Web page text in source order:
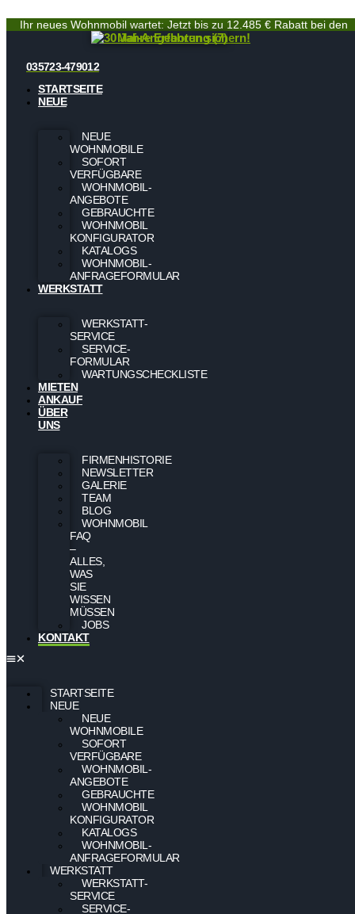
Ihr neues Wohnmobil wartet: Jetzt bis zu 12.485 € Rabatt bei den
Mai-Angeboten sichern!
035723-479012
STARTSEITE
NEUE
NEUE
WOHNMOBILE
SOFORT
VERFÜGBARE
WOHNMOBIL-
ANGEBOTE
GEBRAUCHTE
WOHNMOBIL
KONFIGURATOR
KATALOGS
WOHNMOBIL-
ANFRAGEFORMULAR
WERKSTATT
WERKSTATT-
SERVICE
SERVICE-
FORMULAR
WARTUNGSCHECKLISTE
MIETEN
ANKAUF
ÜBER
UNS
FIRMENHISTORIE
NEWSLETTER
GALERIE
TEAM
BLOG
WOHNMOBIL
FAQ
–
ALLES,
WAS
SIE
WISSEN
MÜSSEN
JOBS
KONTAKT
STARTSEITE
NEUE
NEUE
WOHNMOBILE
SOFORT
VERFÜGBARE
WOHNMOBIL-
ANGEBOTE
GEBRAUCHTE
WOHNMOBIL
KONFIGURATOR
KATALOGS
WOHNMOBIL-
ANFRAGEFORMULAR
WERKSTATT
WERKSTATT-
SERVICE
SERVICE-